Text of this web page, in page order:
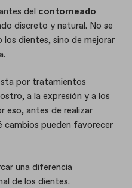
del contorneado
discreto y natural. No se
dientes, sino de mejorar
por tratamientos
a la expresión y a los
eso, antes de realizar
cambios pueden favorecer
una diferencia
de los dientes.